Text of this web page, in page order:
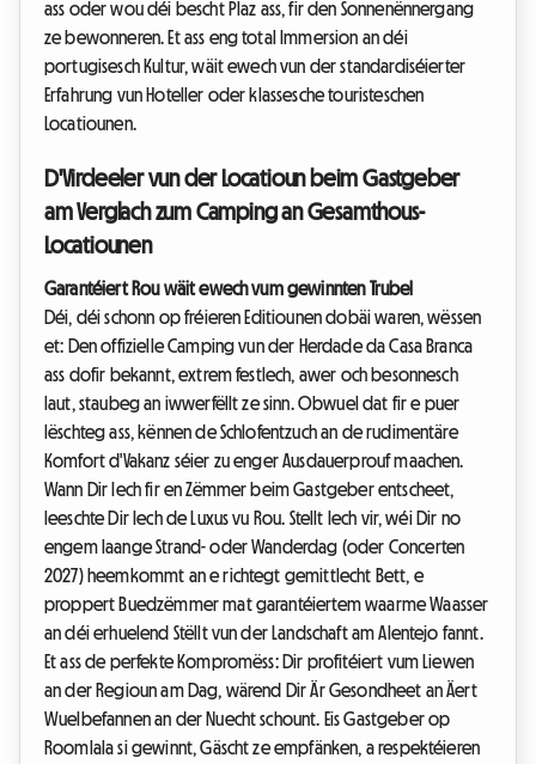
ass oder wou déi bescht Plaz ass, fir den Sonnenënnergang
ze bewonneren. Et ass eng total Immersion an déi
portugisesch Kultur, wäit ewech vun der standardiséierter
Erfahrung vun Hoteller oder klassesche touristeschen
Locatiounen.
D'Virdeeler vun der Locatioun beim Gastgeber
am Verglach zum Camping an Gesamthous-
Locatiounen
Garantéiert Rou wäit ewech vum gewinnten Trubel
Déi, déi schonn op fréieren Editiounen dobäi waren, wëssen
et: Den offizielle Camping vun der Herdade da Casa Branca
ass dofir bekannt, extrem festlech, awer och besonnesch
laut, staubeg an iwwerfëllt ze sinn. Obwuel dat fir e puer
lëschteg ass, kënnen de Schlofentzuch an de rudimentäre
Komfort d'Vakanz séier zu enger Ausdauerprouf maachen.
Wann Dir Iech fir en Zëmmer beim Gastgeber entscheet,
leeschte Dir Iech de Luxus vu Rou. Stellt Iech vir, wéi Dir no
engem laange Strand- oder Wanderdag (oder Concerten
2027) heemkommt an e richtegt gemittlecht Bett, e
proppert Buedzëmmer mat garantéiertem waarme Waasser
an déi erhuelend Stëllt vun der Landschaft am Alentejo fannt.
Et ass de perfekte Kompromëss: Dir profitéiert vum Liewen
an der Regioun am Dag, wärend Dir Är Gesondheet an Äert
Wuelbefannen an der Nuecht schount. Eis Gastgeber op
Roomlala si gewinnt, Gäscht ze empfänken, a respektéieren